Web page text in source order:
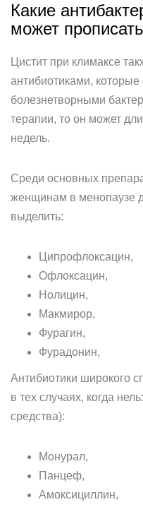
Какие
может
Цистит при климаксе
антибиотиками,
болезнетворными
терапии, то он может
недель.
Среди основных
женщинам в менопаузе
выделить:
Ципрофлоксацин,
Офлоксацин,
Нолицин,
Макмирор,
Фурагин,
Фурадонин,
Антибиотики широкого
в тех случаях, когда
средства):
Монурал,
Панцеф,
Амоксициллин,